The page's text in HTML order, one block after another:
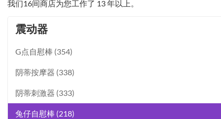
我们16间商店为您工作了 13 年以上。
震动器
G点自慰棒 (354)
阴蒂按摩器 (338)
阴蒂刺激器 (333)
兔仔自慰棒 (218)